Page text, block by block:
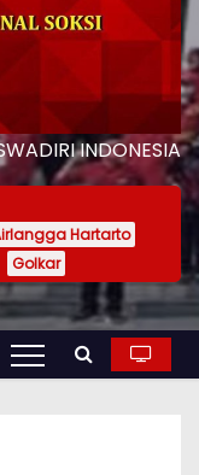
INDONESIA
Hartarto
Golkar